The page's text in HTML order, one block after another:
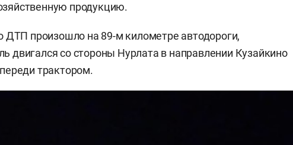
продукцию.
ДТП произошло на 89-м километре автодороги,
двигался со стороны Нурлата в направлении Кузайкино
трактором.